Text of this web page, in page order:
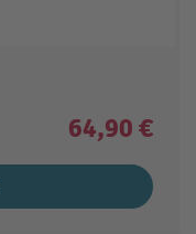
64,90 €